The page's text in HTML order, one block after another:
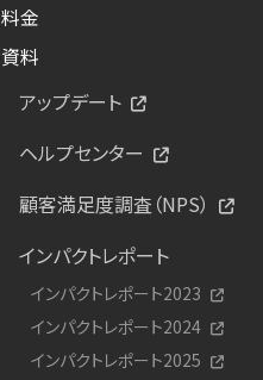
料金
資料
アップデート
ヘルプセンター
顧客満足度調査（NPS）
インパクトレポート
インパクトレポート2023
インパクトレポート2024
インパクトレポート2025